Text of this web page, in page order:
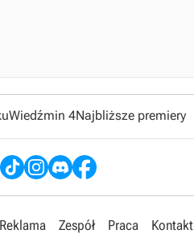
Wiedźmin 4Najbliższe premiery
Reklama Zespół Praca Kontakt